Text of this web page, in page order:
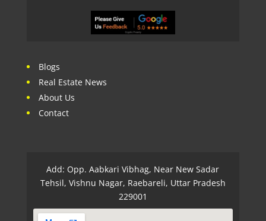
Blogs
Real Estate News
About Us
Contact
Add: Opp. Aabkari Vibhag, Near New Sadar
Tehsil, Vishnu Nagar, Raebareli, Uttar Pradesh
229001